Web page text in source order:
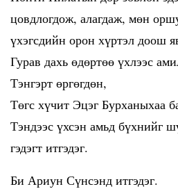
цовдлогдож, алагдаж, мөн
үхэгсдийн орон хүртэл доош
Гурав дахь өдөртөө үхлээс
Тэнгэрт өргөгдөн,
Төгс хүчит Эцэг Бурханыхаа
Тэндээс үхсэн амьд бүхнийг
гэдэгт итгэдэг.
Би Ариун Сүнсэнд итгэдэг.